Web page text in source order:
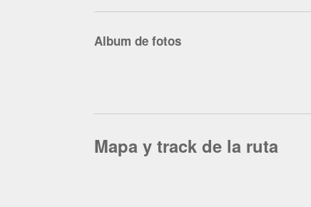
Album de fotos
Mapa y track de la ruta